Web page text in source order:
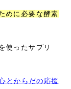
めに必要な酵素
使ったサプリ
とからだの応援